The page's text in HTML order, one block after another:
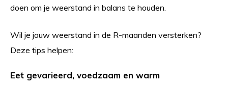
doen om je weerstand in balans te houden.
Wil je jouw weerstand in de R-maanden versterken?
Deze tips helpen:
Eet gevarieerd, voedzaam en warm